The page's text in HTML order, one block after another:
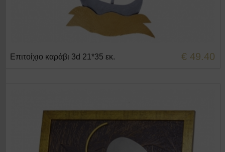
+ΣΤΟ ΚΑΛΑΘΙ
Επιτοίχιο καράβι 3d 21*35 εκ. € 49.40